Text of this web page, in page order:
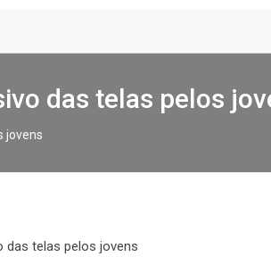
das telas pelos
jovens